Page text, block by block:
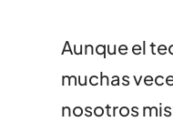
Aunque el
muchas
nosotros